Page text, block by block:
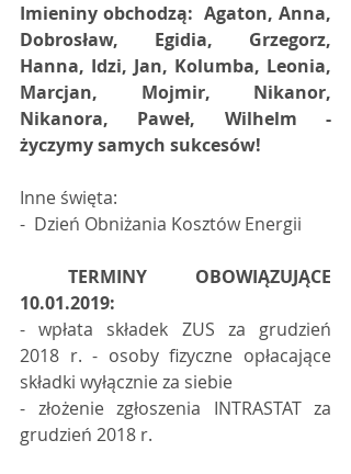
Imieniny obchodzą:  Agaton, Anna,
Dobrosław, Egidia, Grzegorz,
Hanna, Idzi, Jan, Kolumba, Leonia,
Marcjan, Mojmir, Nikanor,
Nikanora, Paweł, Wilhelm -
życzymy samych sukcesów!
Inne święta:
-  Dzień Obniżania Kosztów Energii
TERMINY OBOWIĄZUJĄCE
10.01.2019:
- wpłata składek ZUS za grudzień
2018 r. - osoby fizyczne opłacające
składki wyłącznie za siebie
- złożenie zgłoszenia INTRASTAT za
grudzień 2018 r.